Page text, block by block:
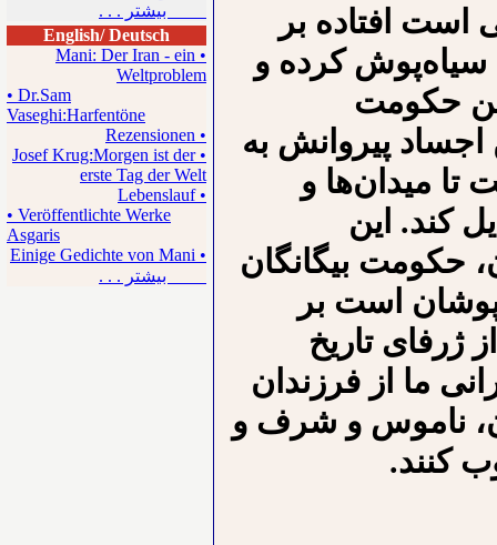
بیشتر . . .
English/ Deutsch
• Mani: Der Iran - ein
Weltproblem
• Dr.Sam
Vaseghi:Harfentöne
• Rezensionen
• Josef Krug:Morgen ist der
erste Tag der Welt
• Lebenslauf
• Veröffentlichte Werke
Asgaris
• Einige Gedichte von Mani
بیشتر . . .
افتاده بر
سیاه‌پوش کرده و
حکومت
اجساد پیروانش به
تا میدان‌ها و
کند. این
حکومت بیگانگان
است بر
ژرفای تاریخ
ما از فرزندان
ناموس و شرف و
کنند.